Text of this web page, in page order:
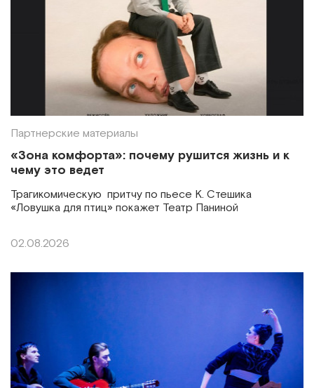
Партнерские материалы
«Зона комфорта»: почему рушится жизнь и к
чему это ведет
Трагикомическую притчу по пьесе К. Стешика
«Ловушка для птиц» покажет Театр Паниной
02.08.2026